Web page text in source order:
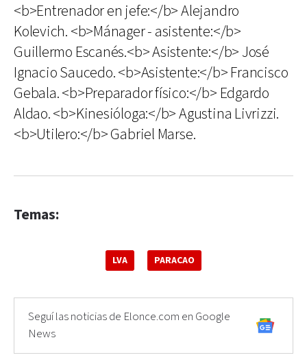
<b>Entrenador en jefe:</b> Alejandro
Kolevich. <b>Mánager - asistente:</b>
Guillermo Escanés.<b> Asistente:</b> José
Ignacio Saucedo. <b>Asistente:</b> Francisco
Gebala. <b>Preparador físico:</b> Edgardo
Aldao. <b>Kinesióloga:</b> Agustina Livrizzi.
<b>Utilero:</b> Gabriel Marse.
Temas:
LVA PARACAO
Seguí las noticias de Elonce.com en Google
News